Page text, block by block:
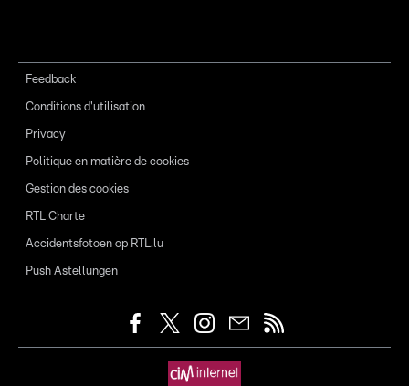
Feedback
Conditions d'utilisation
Privacy
Politique en matière de cookies
Gestion des cookies
RTL Charte
Accidentsfotoen op RTL.lu
Push Astellungen